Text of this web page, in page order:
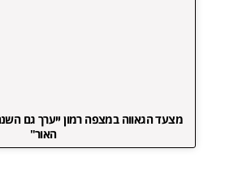
מצעד הגאווה במצפה רמון ייערך גם
האור"